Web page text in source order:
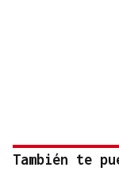
También te